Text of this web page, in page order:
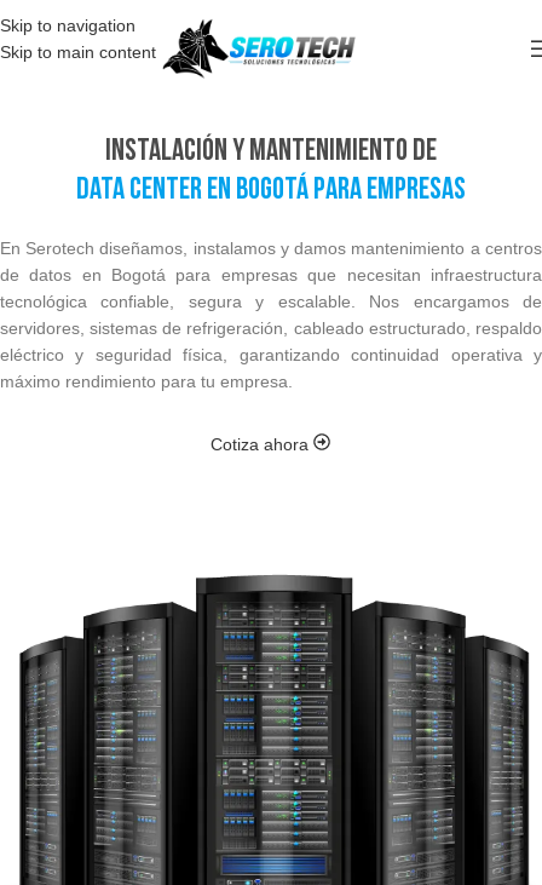
Skip to navigation
Skip to main content
Instalación y Mantenimiento de
Data Center en Bogotá para Empresas
En Serotech diseñamos, instalamos y damos mantenimiento a centros
de datos en Bogotá para empresas que necesitan infraestructura
tecnológica confiable, segura y escalable. Nos encargamos de
servidores, sistemas de refrigeración, cableado estructurado, respaldo
eléctrico y seguridad física, garantizando continuidad operativa y
máximo rendimiento para tu empresa.
Cotiza ahora